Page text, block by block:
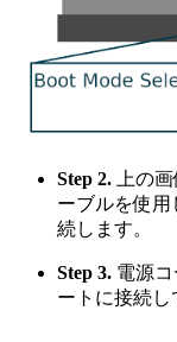
Step 2. 上の
ーブルを使用
続します。
Step 3. 電源
ートに接続し